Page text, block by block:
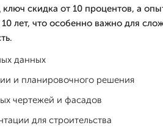
ключ скидка от 10 процентов, а
лет, что особенно важно для
данных
и планировочного решения
чертежей и фасадов
для строительства